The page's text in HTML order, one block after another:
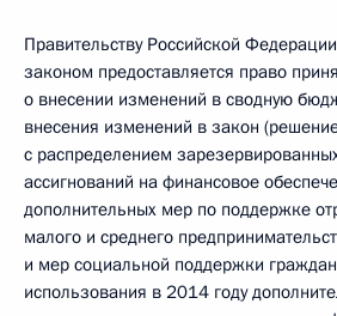
Правительству Российской
законом предоставляется право
о внесении изменений в сводную
внесения изменений в закон
с распределением
ассигнований на финансовое
дополнительных мер по поддержке
малого и среднего
и мер социальной поддержки
использования в 2014 году